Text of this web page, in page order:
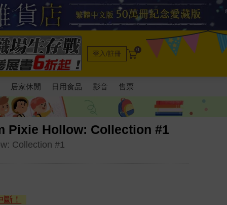
登入/註冊 0
居家休閒 日用食品 影音 售票
Pixie Hollow: Collection #1
Collection #1
！